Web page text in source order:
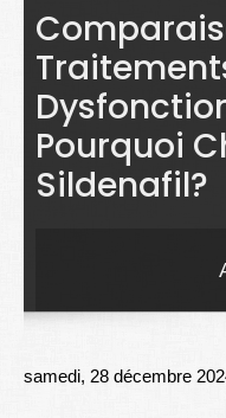
Actualités
Sciences
Maladies
Soins
Droit
Pourquoi
Sildenafil?
samedi, 28 décembre